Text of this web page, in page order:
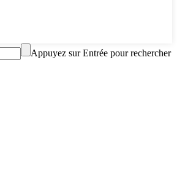
Appuyez sur Entrée pour rechercher